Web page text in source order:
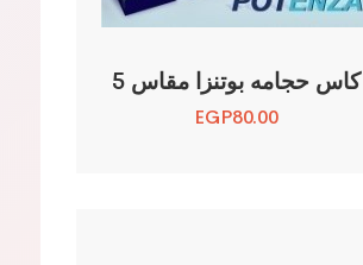
كاس حجامه بوتنزا مقاس 5
EGP80.00